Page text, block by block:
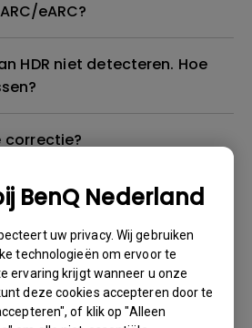
BenQ Nederland
uw privacy. Wij gebruiken
technologieën om ervoor te
ervaring krijgt wanneer u onze
deze cookies accepteren door te
of klik op "Alleen
eARC?
HDR niet detecteren. Hoe
correctie?
maar het scherm wordt
ik mijn mobiele
kabel of adapter op de
en inhoud van Netflix,
andere probeer te
ik dit oplossen?